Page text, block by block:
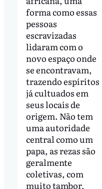
forma como essas
pessoas
escravizadas
lidaram com o
novo espaço onde
se encontravam,
trazendo espíritos
já cultuados em
seus locais de
origem. Não tem
uma autoridade
central como um
papa, as rezas são
geralmente
coletivas, com
muito tambor,